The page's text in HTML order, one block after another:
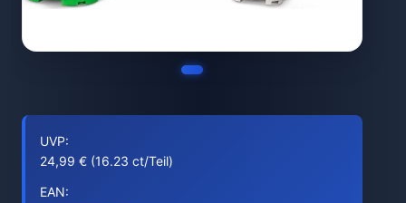
UVP:
24,99 € (16.23 ct/Teil)
EAN: